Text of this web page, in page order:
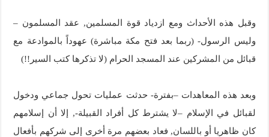
وقبل هذه الأحداث ومع ازدياد قوة المسلمين, عقد المسلمون –
وليس الرسول- (ربما بعد فتح مكة مباشرة) عهوداً بالموادعة مع
قبائل من المشركين عند المسجد الحرام (لا تذكرها كتب السير!!)
وبعد هذه المعاهدات –بفترة- حدثت عمليات تحول جماعي ودخول
لقبائل في الإسلام –لا يشترط كل أفراد القبيلة-, إلا أن إسلامهم
كان ظاهريا أو باللسان, فعاد بعضهم مرة أخرى إلى شركهم بأفعال